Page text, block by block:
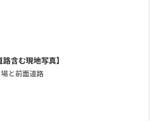
路含む現地写真】
と前面道路